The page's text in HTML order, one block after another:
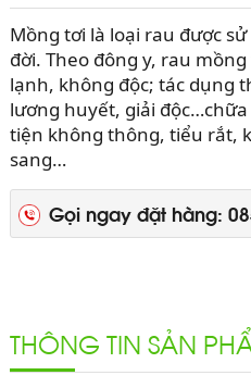
Mồng tơi là loại rau được
đời. Theo đông y, rau
lạnh, không độc; tác dụng
lương huyết, giải
tiện không thông, tiểu rắt,
sang…
Gọi ngay đặt hàng:
THÔNG TIN SẢN